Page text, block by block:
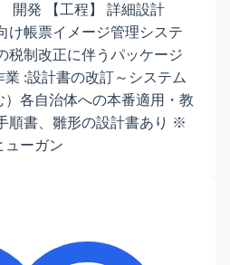
開発 【工程】 詳細設計
け帳票イメージ管理システ
税制改正に伴うパッケージ
:設計書の改訂～システム
各自治体への本番適用・教
順書、雛形の設計書あり ※
ューガン